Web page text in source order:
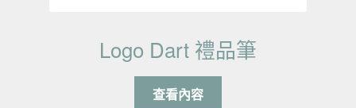
Logo Dart 禮品筆
查看內容